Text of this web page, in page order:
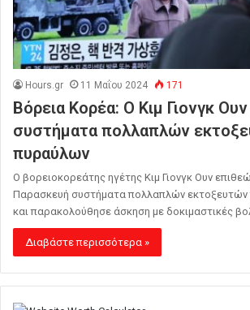
Hours.gr 11 Μαΐου 2024 171
Βόρεια Κορέα: Ο Κιμ Γιονγκ
συστήματα πολλαπλών
πυραύλων
Ο βορειοκορεάτης ηγέτης Κιμ Γιονγκ Ουν
Παρασκευή συστήματα πολλαπλών εκτοξευτών
και παρακολούθησε άσκηση με δοκιμαστικές
Διαβάστε περισσότερα »